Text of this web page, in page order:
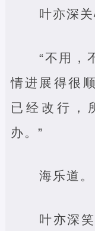
叶亦深关
“不用，
情进展得很
已经改行，
办。”
海乐道。
叶亦深